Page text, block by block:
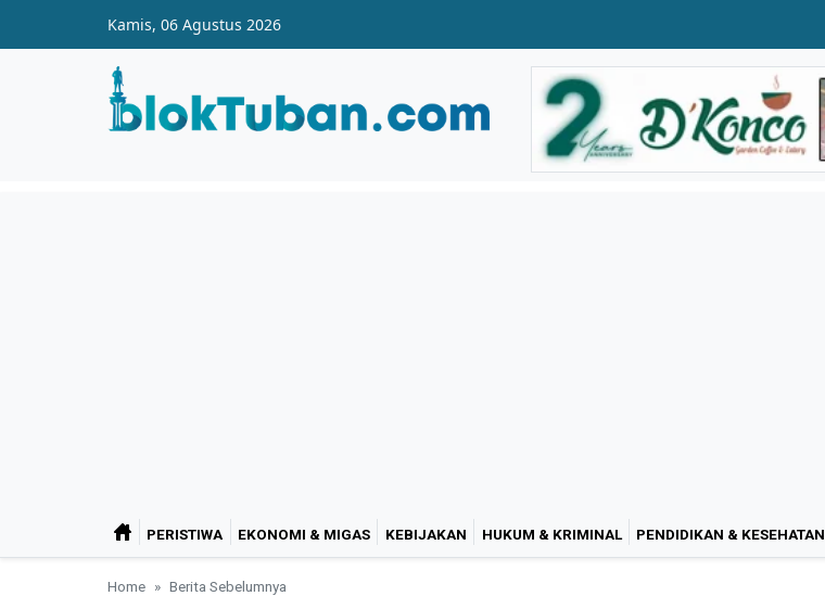
Kamis, 06 Agustus 2026
PERISTIWA EKONOMI & MIGAS KEBIJAKAN HUKUM & KRIMINAL PENDIDIKAN & KESEHATAN
Home Berita Sebelumnya